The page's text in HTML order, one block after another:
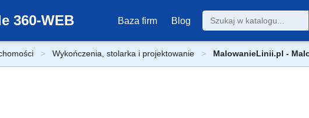
360-WEB Baza firm Blog
Wykończenia, stolarka i projektowanie MalowanieLinii.pl -